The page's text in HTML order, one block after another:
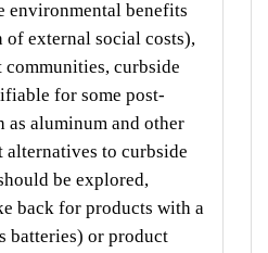
environmental benefits
external social costs),
curbside
for some post-
as aluminum and other
alternatives to curbside
be explored,
back for products with a
batteries) or product